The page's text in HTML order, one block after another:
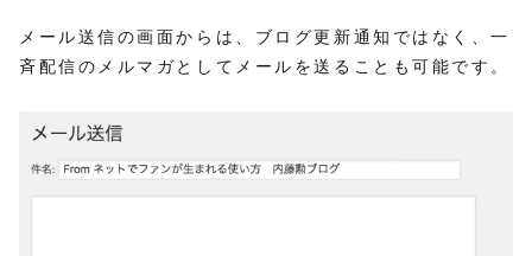
メール送信の画面からは、ブログ更新通知ではなく、一
斉配信のメルマガとしてメールを送ることも可能です。